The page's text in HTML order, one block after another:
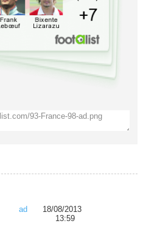
ad
18/08/2013
13:59